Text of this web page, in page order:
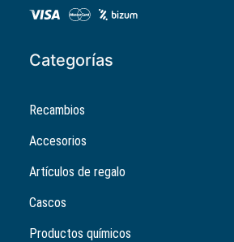
Categorías
Recambios
Accesorios
Artículos de regalo
Cascos
Productos químicos